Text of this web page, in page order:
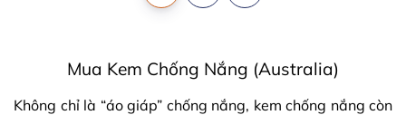
Mua Kem Chống Nắng (Australia)
Không chỉ là “áo giáp” chống nắng, kem chống nắng còn